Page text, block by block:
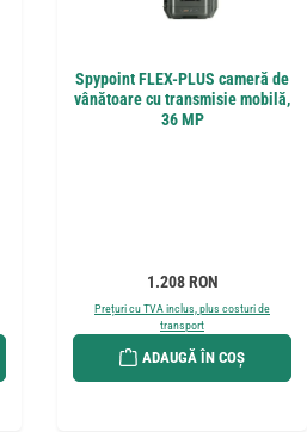
Spypoint FLEX-PLUS cameră de
vânătoare cu transmisie mobilă,
36 MP
Preț obișnuit:
1.208 RON
Prețuri cu TVA inclus, plus costuri de
transport
ADAUGĂ ÎN COȘ